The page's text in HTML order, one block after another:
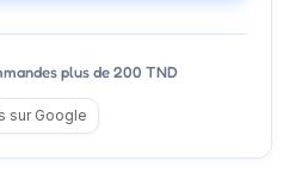
plus de 200 TND
sur Google